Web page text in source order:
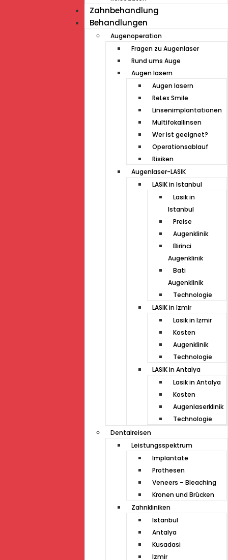
Zahnbehandlung
Behandlungen
Augenoperation
Fragen zu Augenlaser
Rund ums Auge
Augen lasern
Augen lasern
ReLex Smile
Linsenimplantationen
Multifokallinsen
Wer ist geeignet?
Operationsablauf
Risiken
Augenlaser-LASIK
LASIK in Istanbul
Lasik in
Istanbul
Preise
Augenklinik
Birinci
Augenklinik
Bati
Augenklinik
Technologie
LASIK in Izmir
Lasik in Izmir
Kosten
Augenklinik
Technologie
LASIK in Antalya
Lasik in Antalya
Kosten
Augenlaserklinik
Technologie
Dentalreisen
Leistungsspektrum
Implantate
Prothesen
Veneers – Bleaching
Kronen und Brücken
Zahnkliniken
Istanbul
Antalya
Kusadasi
Izmir